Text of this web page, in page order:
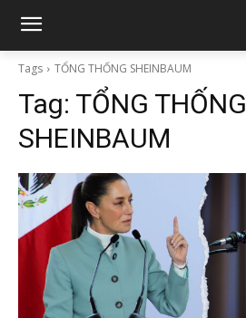
Tags TỔNG THỐNG SHEINBAUM
Tag: TỔNG THỐNG
SHEINBAUM